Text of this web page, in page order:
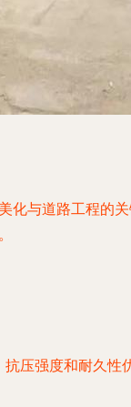
化与道路工程的
压强度和耐久性